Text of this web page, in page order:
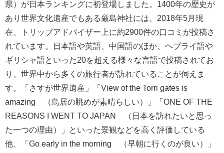
県）が日本ランキングに初登場しました。1400年の歴史が
あり世界文化遺産でもある厳島神社には、2018年5月現
在、トリップアドバイザー上に約2900件の口コミが投稿さ
れています。日本語や英語、中国語のほか、ヘブライ語や
ギリシャ語といった20を超える様々な言語で投稿されてお
り、世界中から多くの旅行者が訪れていることが伺えま
す。「さすが世界遺産」「View of the Torri gates is
amazing （鳥居の眺めが素晴らしい）」「ONE OF THE
REASONS I WENT TO JAPAN （日本を訪れたいと思っ
た一つの理由）」といった景観などを高く評価している
他、「Go early in the morning （早朝に行くのが良い）」